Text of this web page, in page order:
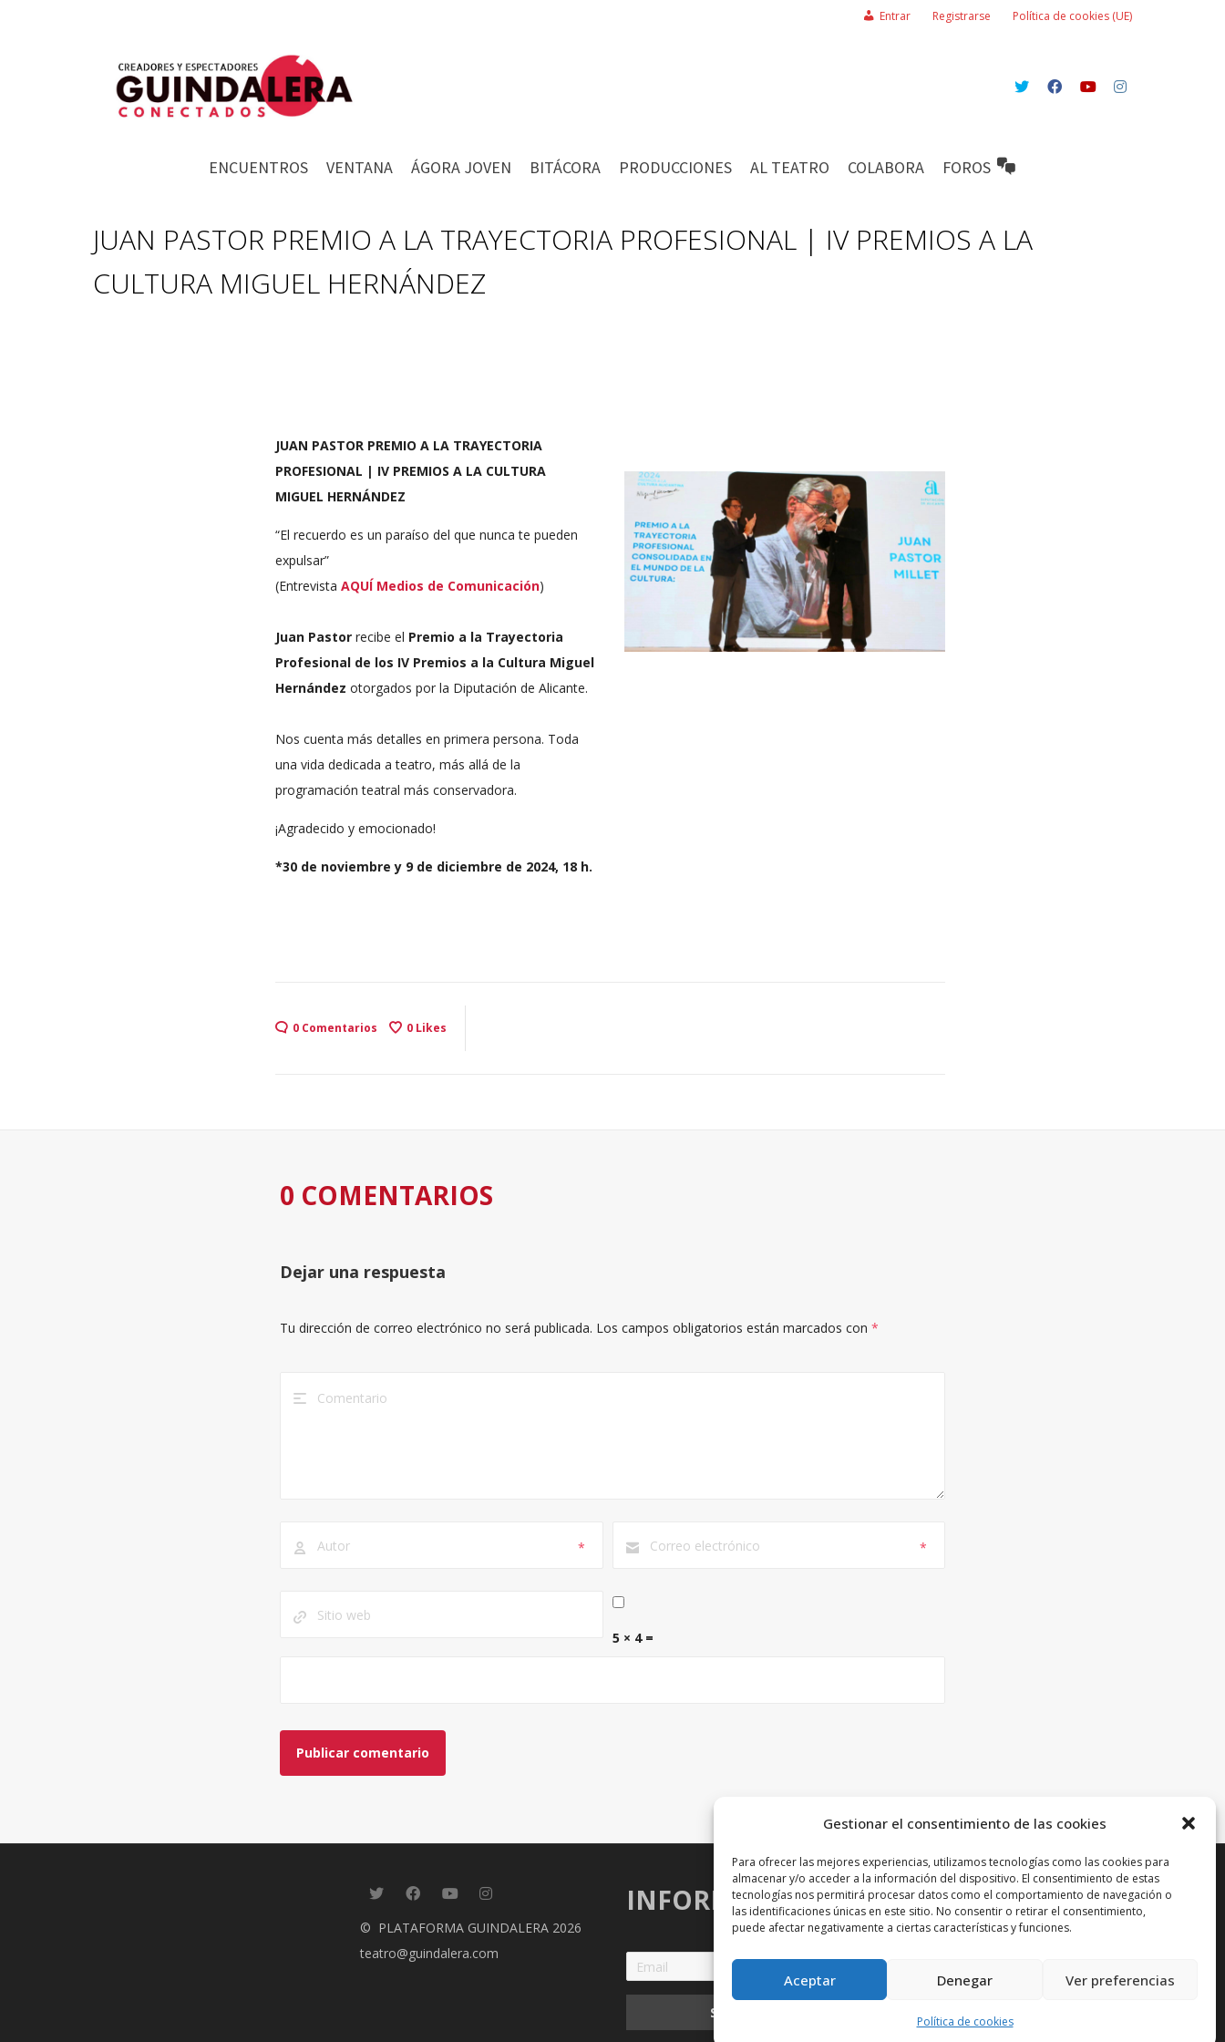
Gestionar el consentimiento de las cookies
Para ofrecer las mejores experiencias, utilizamos tecnologías como las cookies para
almacenar y/o acceder a la información del dispositivo. El consentimiento de estas
tecnologías nos permitirá procesar datos como el comportamiento de navegación o
las identificaciones únicas en este sitio. No consentir o retirar el consentimiento,
puede afectar negativamente a ciertas características y funciones.
Aceptar Denegar Ver preferencias
Política de cookies
Entrar Registrarse Política de cookies (UE)
ENCUENTROS VENTANA ÁGORA JOVEN BITÁCORA PRODUCCIONES AL TEATRO COLABORA FOROS
JUAN PASTOR PREMIO A LA TRAYECTORIA PROFESIONAL | IV PREMIOS A LA
CULTURA MIGUEL HERNÁNDEZ
JUAN PASTOR PREMIO A LA TRAYECTORIA
PROFESIONAL | IV PREMIOS A LA CULTURA
MIGUEL HERNÁNDEZ
“El recuerdo es un paraíso del que nunca te pueden
expulsar”
(Entrevista AQUÍ Medios de Comunicación)
Juan Pastor recibe el Premio a la Trayectoria
Profesional de los IV Premios a la Cultura Miguel
Hernández otorgados por la Diputación de Alicante.
Nos cuenta más detalles en primera persona. Toda
una vida dedicada a teatro, más allá de la
programación teatral más conservadora.
¡Agradecido y emocionado!
*30 de noviembre y 9 de diciembre de 2024, 18 h.
0 Comentarios 0 Likes
0 COMENTARIOS
Dejar una respuesta
Tu dirección de correo electrónico no será publicada. Los campos obligatorios están marcados con *
* *
5 × 4 =
© PLATAFORMA GUINDALERA 2026
teatro@guindalera.com
INFORMACIÓN